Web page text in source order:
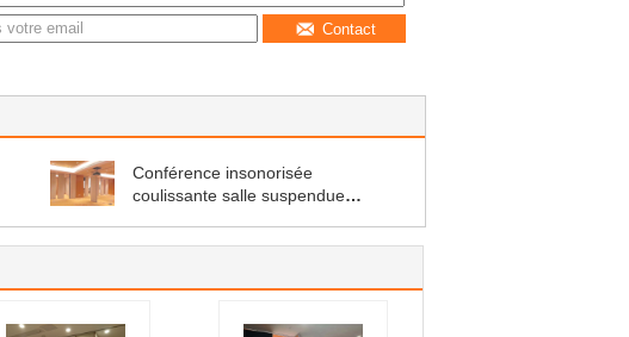
Contact
Conférence insonorisée
coulissante salle suspendue